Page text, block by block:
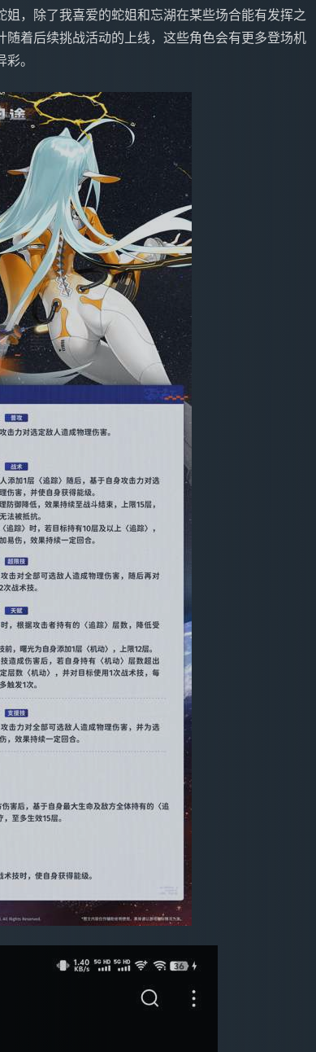
，除了我喜爱的蛇姐和忘湖在某些场合能有发挥之
着后续挑战活动的上线，这些角色会有更多登场机
。